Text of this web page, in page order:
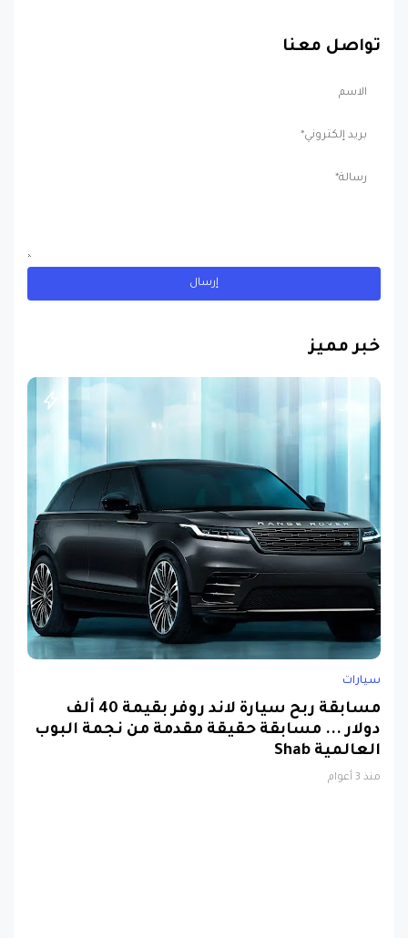
تواصل معنا
خبر مميز
سيارات
مسابقة ربح سيارة لاند روفر بقيمة 40 ألف
دولار ... مسابقة حقيقة مقدمة من نجمة البوب
العالمية Shab
منذ 3 أعوام